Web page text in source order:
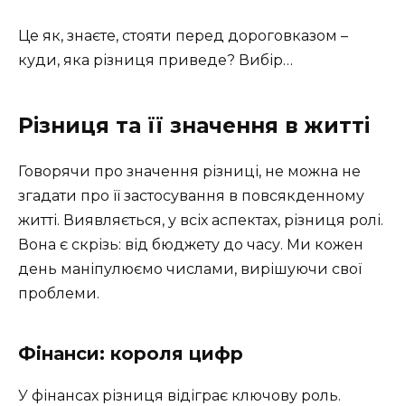
Це як, знаєте, стояти перед дороговказом –
куди, яка різниця приведе? Вибір…
Різниця та її значення в житті
Говорячи про значення різниці, не можна не
згадати про її застосування в повсякденному
житті. Виявляється, у всіх аспектах, різниця ролі.
Вона є скрізь: від бюджету до часу. Ми кожен
день маніпулюємо числами, вирішуючи свої
проблеми.
Фінанси: короля цифр
У фінансах різниця відіграє ключову роль.